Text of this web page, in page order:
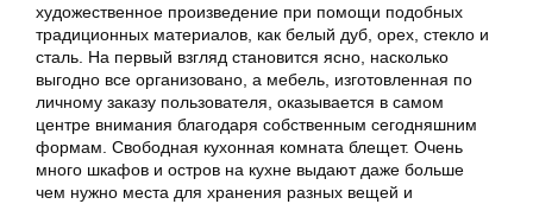
художественное произведение при помощи подобных
традиционных материалов, как белый дуб, орех, стекло и
сталь. На первый взгляд становится ясно, насколько
выгодно все организовано, а мебель, изготовленная по
личному заказу пользователя, оказывается в самом
центре внимания благодаря собственным сегодняшним
формам. Свободная кухонная комната блещет. Очень
много шкафов и остров на кухне выдают даже больше
чем нужно места для хранения разных вещей и